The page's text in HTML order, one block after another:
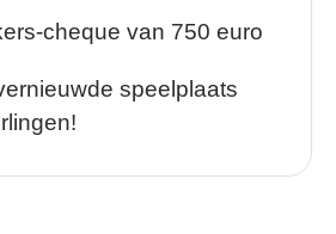
cheque van 750 euro
speelplaats